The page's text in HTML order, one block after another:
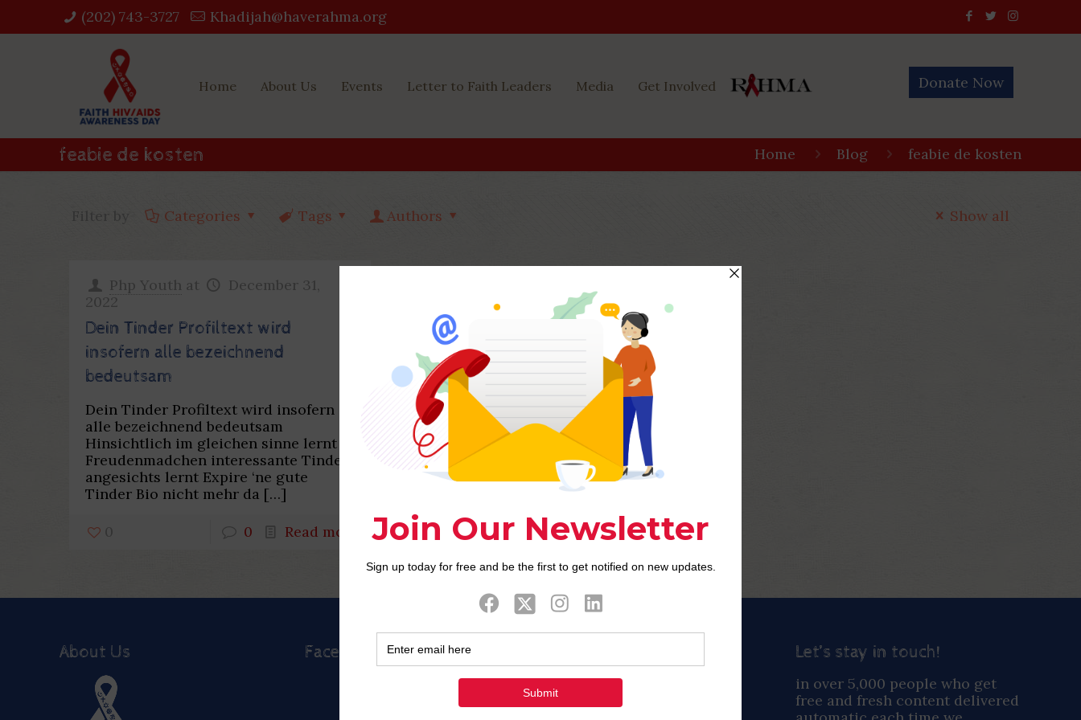
(202) 743-3727‬ Khadijah@haverahma.org
Home About Us Events Letter to Faith Leaders Media Get Involved Donate Now
feabie de kosten Home Blog feabie de kosten
Categories Tags Authors Show all
Php Youth at
December 31,
2022
Dein Tinder Profiltext wird
insofern alle bezeichnend
bedeutsam
Dein Tinder Profiltext wird insofern
alle bezeichnend bedeutsam
Hinsichtlich im gleichen sinne lernt
Freudenmadchen interessante Tinder
angesichts lernt Expire ‘ne gute
Tinder Bio nicht mehr da […]
0 0 Read more
About Us Facebook
Tweets by FaithAIDSDay
Let’s stay in touch!
in over 5,000 people who get
free and fresh content delivered